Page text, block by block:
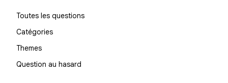
Toutes les questions
Catégories
Themes
Question au hasard